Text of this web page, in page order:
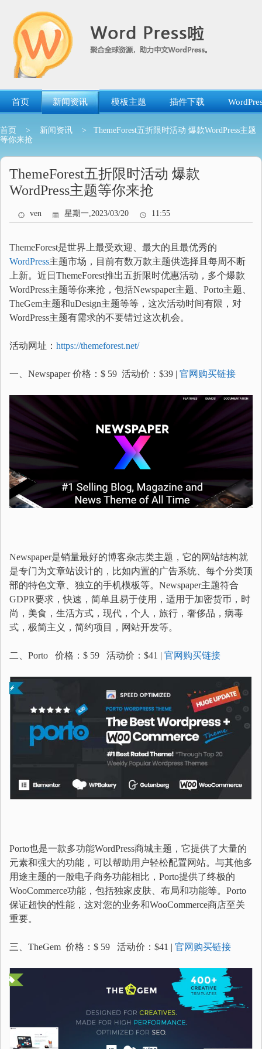
首页 新闻资讯 模板主题 插件下载
首页 > 新闻资讯
> ThemeForest五折限时活动 爆款WordPress主题
等你来抢
ThemeForest五折限时活动 爆款
WordPress主题等你来抢
ven 星期一,2023/03/20 11:55
ThemeForest是世界上最受欢迎、最大的且最优秀的
WordPress主题市场，目前有数万款主题供选择且每周不断
上新。近日ThemeForest推出五折限时优惠活动，多个爆款
WordPress主题等你来抢，包括Newspaper主题、Porto主题、
TheGem主题和uDesign主题等等，这次活动时间有限，对
WordPress主题有需求的不要错过这次机会。
活动网址： https://themeforest.net/
一、Newspaper 价格：$ 59 活动价：$39 | 官网购买链接
Newspaper是销量最好的博客杂志类主题，它的网站结构就
是专门为文章站设计的，比如内置的广告系统、每个分类顶
部的特色文章、独立的手机模板等。Newspaper主题符合
GDPR要求，快速，简单且易于使用，适用于加密货币，时
尚，美食，生活方式，现代，个人，旅行，奢侈品，病毒
式，极简主义，简约项目，网站开发等。
二、Porto 价格：$ 59 活动价：$41 | 官网购买链接
Porto也是一款多功能WordPress商城主题，它提供了大量的
元素和强大的功能，可以帮助用户轻松配置网站。与其他多
用途主题的一般电子商务功能相比，Porto提供了终极的
WooCommerce功能，包括独家皮肤、布局和功能等。Porto
保证超快的性能，这对您的业务和WooCommerce商店至关
重要。
三、TheGem 价格：$ 59 活动价：$41 | 官网购买链接